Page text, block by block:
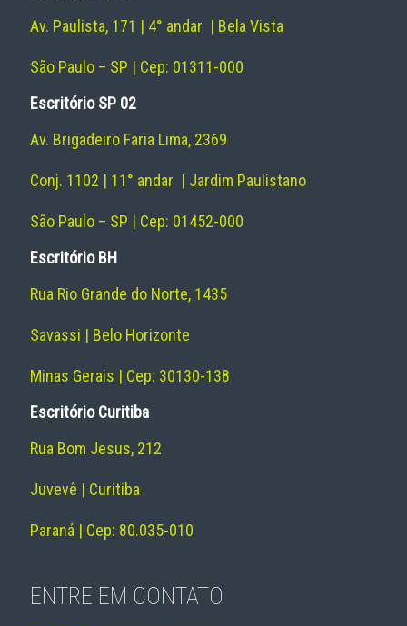
Av. Paulista, 171 | 4° andar | Bela Vista
São Paulo – SP | Cep: 01311-000
Escritório SP 02
Av. Brigadeiro Faria Lima, 2369
Conj. 1102 | 11° andar | Jardim Paulistano
São Paulo – SP | Cep: 01452-000
Escritório BH
Rua Rio Grande do Norte, 1435
Savassi | Belo Horizonte
Minas Gerais | Cep: 30130-138
Escritório Curitiba
Rua Bom Jesus, 212
Juvevê | Curitiba
Paraná | Cep: 80.035-010
ENTRE EM CONTATO